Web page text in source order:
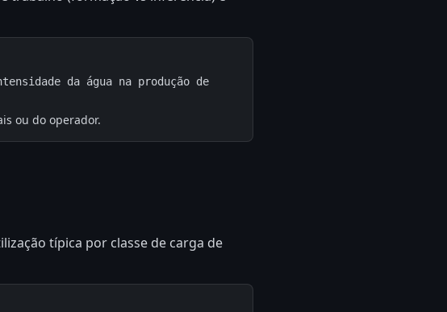
da água na produção de
ou do operador.
típica por classe de carga de